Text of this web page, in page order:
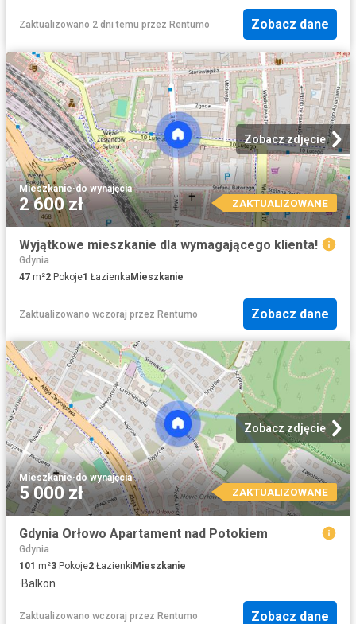
Zaktualizowano 2 dni temu przez Rentumo Zobacz dane
Zobacz zdjęcie
Mieszkanie·do wynajęcia
2 600 zł ZAKTUALIZOWANE
Wyjątkowe mieszkanie dla wymagającego klienta!
Gdynia
47 m²2 Pokoje1 ŁazienkaMieszkanie
Zaktualizowano wczoraj przez Rentumo Zobacz dane
Zobacz zdjęcie
Mieszkanie·do wynajęcia
5 000 zł ZAKTUALIZOWANE
Gdynia Orłowo Apartament nad Potokiem
Gdynia
101 m²3 Pokoje2 Łazienki Mieszkanie
·Balkon
Zaktualizowano wczoraj przez Rentumo Zobacz dane